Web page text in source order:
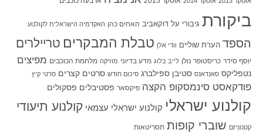
ביקורת גיבורי על דוקאביב האחים כהן האקדמיה הישראלית לקולנוע
הספד הערת שוליים וודי אלן טבלת המבקרים טריילרים
יוסף סידר כריסטופר נולן לייב בלוג מדע בדיוני מוזיקה מלחמת הכוכבים מפיצים
נטפליקס סאנדאנס סטיבן ספילברג סיכום חודש סרטים קצרים סרטי קיץ
פודקאסט סינמסקופ הקצה פיקסאר פסטיבלים פסקולים
קולנוע ישראלי קולנוע ישראלי עצמאי קולנוע תיעודי
קטנוניזם שוברי קופות תסריטאות